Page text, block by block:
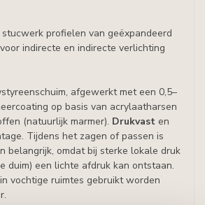
stucwerk profielen van geëxpandeerd
voor indirecte en indirecte verlichting
afgewerkt met een 0,5–
op basis van acrylaatharsen
(natuurlijk marmer). Drukvast en
Tijdens het zagen of passen is
belangrijk, omdat bij sterke lokale druk
duim) een lichte afdruk kan ontstaan.
vochtige ruimtes gebruikt worden